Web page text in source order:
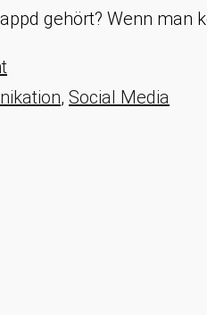
gehört? Wenn man
, Social Media